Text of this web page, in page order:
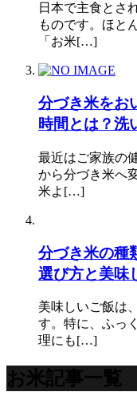
日本で主食とさ
ものです。ほと
「お米[…]
分づき米をお
時間とは？洗
最近はご家族の
から分づき米へ
米よ[…]
分づき米の種
選び方と美味
美味しいご飯は
す。特に、ふっ
理にも[…]
お米記事一覧